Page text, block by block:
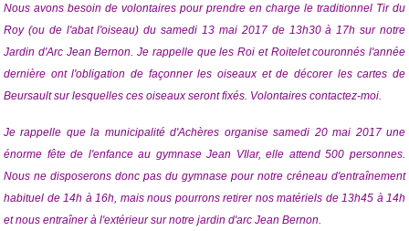
Nous avons besoin de volontaires pour prendre en charge le traditionnel Tir du
Roy (ou de l'abat l'oiseau) du samedi 13 mai 2017 de 13h30 à 17h sur notre
Jardin d'Arc Jean Bernon. Je rappelle que les Roi et Roitelet couronnés l'année
dernière ont l'obligation de façonner les oiseaux et de décorer les cartes de
Beursault sur lesquelles ces oiseaux seront fixés. Volontaires contactez-moi.
Je rappelle que la municipalité d'Achères organise samedi 20 mai 2017 une
énorme fête de l'enfance au gymnase Jean VIlar, elle attend 500 personnes.
Nous ne disposerons donc pas du gymnase pour notre créneau d'entraînement
habituel de 14h à 16h, mais nous pourrons retirer nos matériels de 13h45 à 14h
et nous entraîner à l'extérieur sur notre jardin d'arc Jean Bernon.